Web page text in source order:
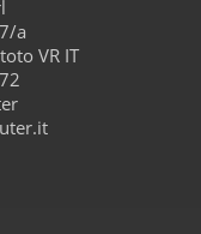
a
VR IT